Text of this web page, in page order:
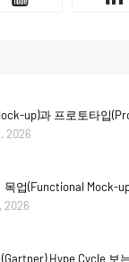
up)과 프로토타입
2026
목업(Functional Mock-
2026
Hype Cycle 보